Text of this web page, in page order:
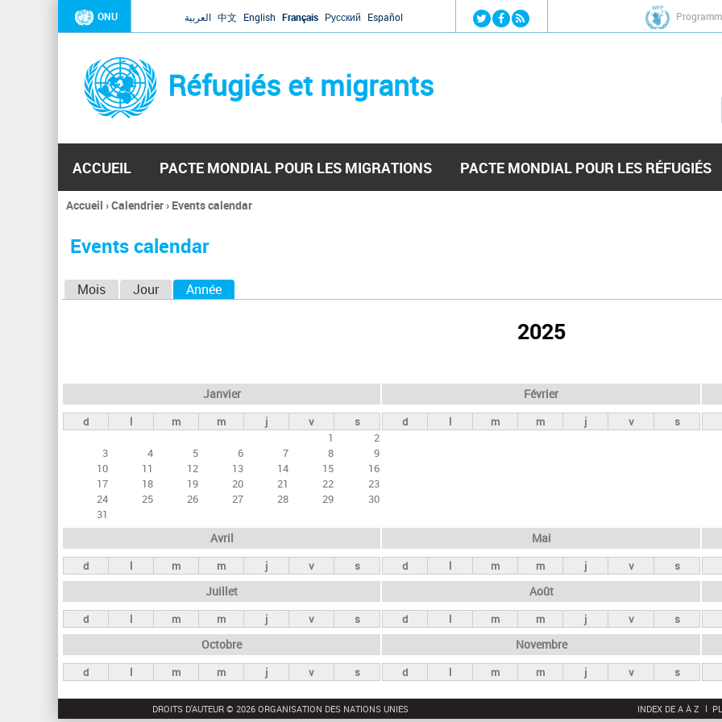
Jump to navigation
ONU العربية 中文 English Français Русский Español
Réfugiés et migrants
ACCUEIL PACTE MONDIAL POUR LES MIGRATIONS PACTE MONDIAL POUR LES RÉFUGIÉS
Vous
ici
Accueil ›Calendrier› Events calendar
Events calendar
e
t
s
i
p
a
u
x
Mois Jour Année
2025
Janvier
d l m m j v
s
1
2
3
4 5 6 7 8
9
10
11 12 13 14 15
16
17
18 19 20 21 22
23
24
25 26 27 28 29
30
31
Février
d l m m j v s
Avril
d l m m j v s
Mai
d l m m j v s
Juillet
d l m m j v s
Août
d l m m j v s
Octobre
d l m m j v s
Novembre
d l m m j v s
DROITS D'AUTEUR © 2026 ORGANISATION DES NATIONS UNIES INDEX DE A À Z